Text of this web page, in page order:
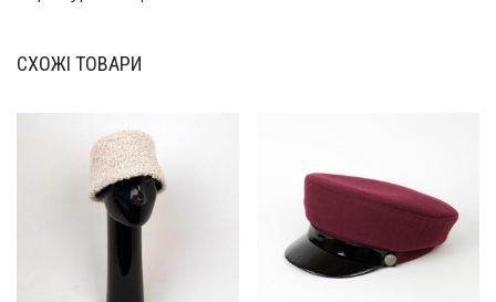
СХОЖІ ТОВАРИ